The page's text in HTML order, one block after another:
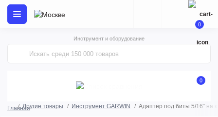
Инструмент и оборудование
0
0
ГлавнаяДругие товары Инструмент GARWIN Адаптер под биты 5/16" на